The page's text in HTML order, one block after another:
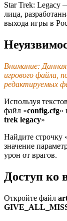
Star Trek: Legacy
лица,
выхода игры в
Внимание:
игрового файла,
редактируемых
Используя
файл «config.cfg»
trek legacy»
Найдите строчку
значение
урон от врагов.
Доступ ко
Откройте файл